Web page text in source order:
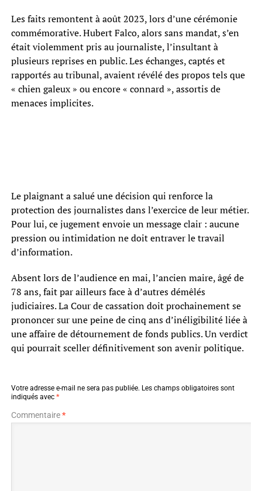
Les faits remontent à août 2023, lors d’une cérémonie
commémorative. Hubert Falco, alors sans mandat, s’en
était violemment pris au journaliste, l’insultant à
plusieurs reprises en public. Les échanges, captés et
rapportés au tribunal, avaient révélé des propos tels que
« chien galeux » ou encore « connard », assortis de
menaces implicites.
Le plaignant a salué une décision qui renforce la
protection des journalistes dans l’exercice de leur métier.
Pour lui, ce jugement envoie un message clair : aucune
pression ou intimidation ne doit entraver le travail
d’information.
Absent lors de l’audience en mai, l’ancien maire, âgé de
78 ans, fait par ailleurs face à d’autres démêlés
judiciaires. La Cour de cassation doit prochainement se
prononcer sur une peine de cinq ans d’inéligibilité liée à
une affaire de détournement de fonds publics. Un verdict
qui pourrait sceller définitivement son avenir politique.
Votre adresse e-mail ne sera pas publiée. Les champs obligatoires sont
indiqués avec *
Commentaire*